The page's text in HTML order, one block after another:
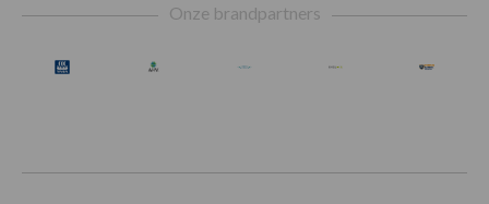
Onze brandpartners